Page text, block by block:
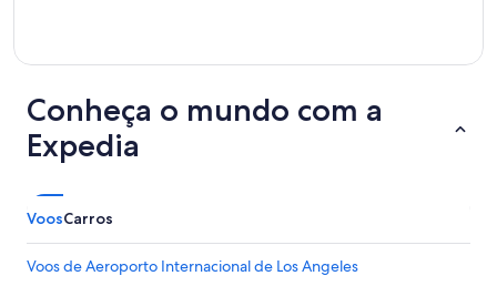
Conheça o mundo com a
Expedia
VoosCarros
Voos de Aeroporto Internacional de Los Angeles